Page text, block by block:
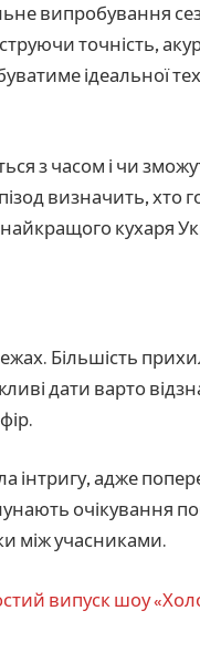
випробування
точність,
ідеальної
з часом і чи
визначить, хто
кухаря
Більшість
дати варто
адже
очікування
між учасниками.
випуск шоу